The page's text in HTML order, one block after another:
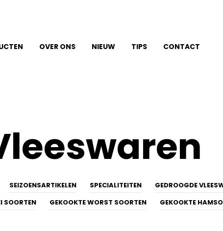
OVER ONS NIEUW TIPS CONTACT
SEIZOENSARTIKELEN SPECIALITEITEN GEDROOGDE
SOORTEN
GEKOOKTE WORST SOORTEN GEKOOKTE